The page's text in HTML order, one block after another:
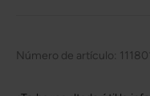
Número de artículo: